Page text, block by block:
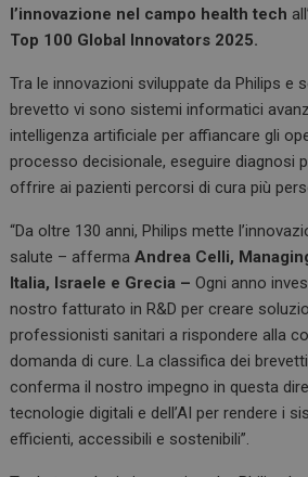
l’innovazione nel campo health tech
Top 100 Global Innovators 2025.
Tra le innovazioni sviluppate da Philips e
brevetto vi sono sistemi informatici
intelligenza artificiale per affiancare gli
processo decisionale, eseguire diagnosi
offrire ai pazienti percorsi di cura più
“Da oltre 130 anni, Philips mette
salute – affermaAndrea Celli,
Italia, Israele e Grecia – Ogni anno
nostro fatturato in R&D per creare
professionisti sanitari a rispondere alla
domanda di cure. La classifica dei
conferma il nostro impegno in questa
tecnologie digitali e dell’AI per rendere i
efficienti, accessibili e sostenibili”.